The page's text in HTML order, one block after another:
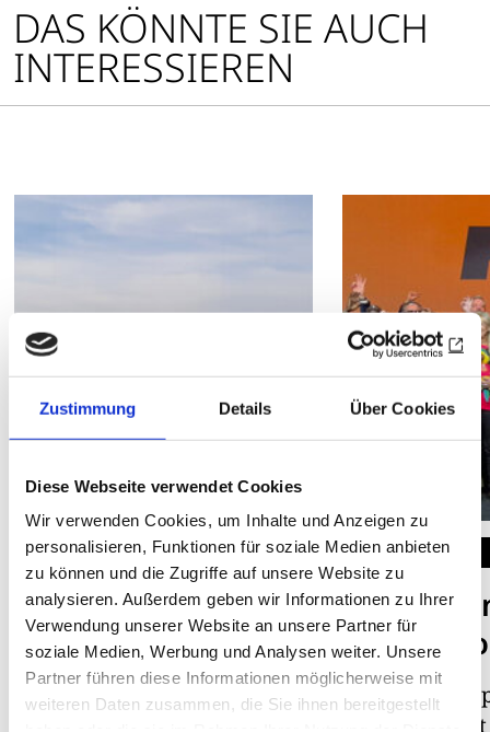
Zustimmung Details Über Cookies
Diese Webseite verwendet Cookies
Wir verwenden Cookies, um Inhalte und Anzeigen zu
personalisieren, Funktionen für soziale Medien anbieten
zu können und die Zugriffe auf unsere Website zu
analysieren. Außerdem geben wir Informationen zu Ihrer
Verwendung unserer Website an unsere Partner für
soziale Medien, Werbung und Analysen weiter. Unsere
Partner führen diese Informationen möglicherweise mit
weiteren Daten zusammen, die Sie ihnen bereitgestellt
DAS KÖNNTE SIE AUCH
INTERESSIEREN
AUGENBLICKE
Winterliche
Morgenstimmung
Schnappschüsse und
ROTARY AKTUELL
Mehr
und
Auf dem
Africa